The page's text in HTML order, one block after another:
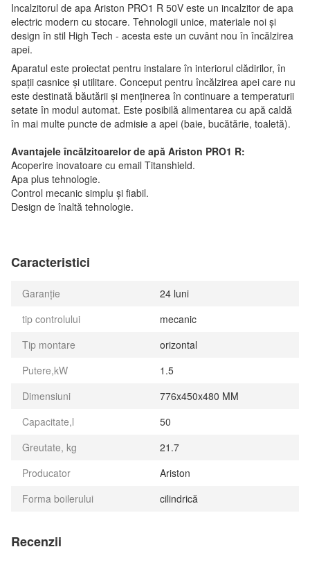
Incalzitorul de apa Ariston PRO1 R 50V este un incalzitor de apa
electric modern cu stocare. Tehnologii unice, materiale noi și
design în stil High Tech - acesta este un cuvânt nou în încălzirea
apei.
Aparatul este proiectat pentru instalare în interiorul clădirilor, în
spații casnice și utilitare. Conceput pentru încălzirea apei care nu
este destinată băutării și menținerea în continuare a temperaturii
setate în modul automat. Este posibilă alimentarea cu apă caldă
în mai multe puncte de admisie a apei (baie, bucătărie, toaletă).
Avantajele încălzitoarelor de apă Ariston PRO1 R:
Acoperire inovatoare cu email Titanshield.
Apa plus tehnologie.
Control mecanic simplu și fiabil.
Design de înaltă tehnologie.
Caracteristici
Garanție
24 luni
tip controlului
mecanic
Tip montare
orizontal
Putere,kW
1.5
Dimensiuni
776x450x480 MM
Capacitate,l
50
Greutate, kg
21.7
Producator
Ariston
Forma boilerului
cilindrică
Recenzii